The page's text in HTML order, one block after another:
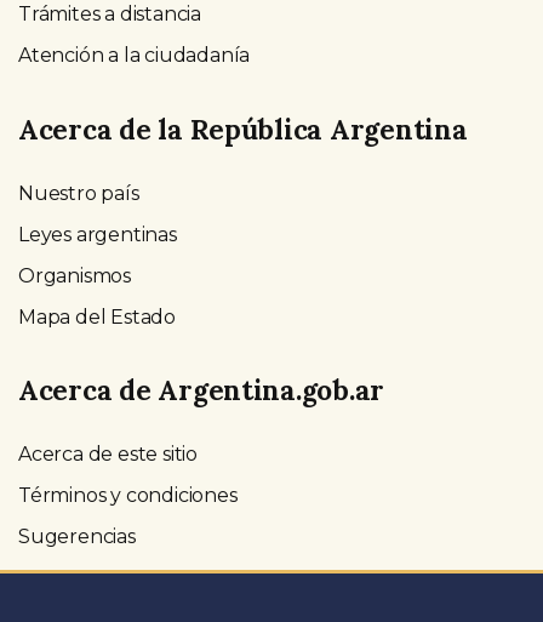
Trámites a distancia
Atención a la ciudadanía
Acerca de la República Argentina
Nuestro país
Leyes argentinas
Organismos
Mapa del Estado
Acerca de Argentina.gob.ar
Acerca de este sitio
Términos y condiciones
Sugerencias